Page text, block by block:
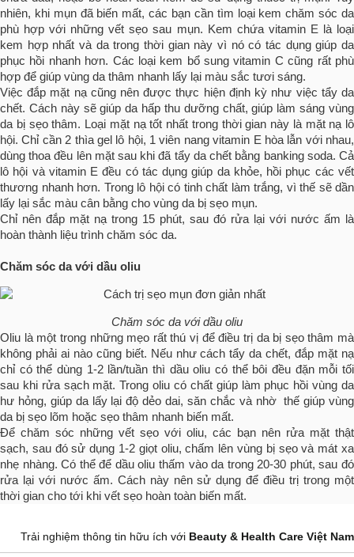
nhiên, khi mụn đã biến mất, các bạn cần tìm loại kem chăm sóc da
phù hợp với những vết sẹo sau mụn. Kem chứa vitamin E là loại
kem hợp nhất và da trong thời gian này vì nó có tác dụng giúp da
phục hồi nhanh hơn. Các loại kem bổ sung vitamin C cũng rất phù
hợp để giúp vùng da thâm nhanh lấy lại màu sắc tươi sáng.
Việc đắp mặt nạ cũng nên được thực hiện định kỳ như việc tẩy da
chết. Cách này sẽ giúp da hấp thu dưỡng chất, giúp làm sáng vùng
da bị sẹo thâm. Loại mặt nạ tốt nhất trong thời gian này là mặt nạ lô
hội. Chỉ cần 2 thìa gel lô hội, 1 viên nang vitamin E hòa lẫn với nhau,
dùng thoa đều lên mặt sau khi đã tẩy da chết bằng banking soda. Cả
lô hội và vitamin E đều có tác dụng giúp da khỏe, hồi phục các vết
thương nhanh hơn. Trong lô hội có tinh chất làm trắng, vì thế sẽ dần
lấy lại sắc màu cân bằng cho vùng da bị sẹo mụn.
Chỉ nên đắp mặt nạ trong 15 phút, sau đó rửa lại với nước ấm là
hoàn thành liệu trình chăm sóc da.
Chăm sóc da với dầu oliu
Chăm sóc da với dầu oliu
Oliu là một trong những mẹo rất thú vị để điều trị da bị sẹo thâm mà
không phải ai nào cũng biết. Nếu như cách tẩy da chết, đắp mặt nạ
chỉ có thể dùng 1-2 lần/tuần thì dầu oliu có thể bôi đều đặn mỗi tối
sau khi rửa sạch mặt. Trong oliu có chất giúp làm phục hồi vùng da
hư hỏng, giúp da lấy lại độ dẻo dai, săn chắc và nhờ thế giúp vùng
da bị sẹo lõm hoặc sẹo thâm nhanh biến mất.
Để chăm sóc những vết sẹo với oliu, các bạn nên rửa mặt thật
sạch, sau đó sử dụng 1-2 giọt oliu, chấm lên vùng bị sẹo và mát xa
nhẹ nhàng. Có thể để dầu oliu thấm vào da trong 20-30 phút, sau đó
rửa lại với nước ấm. Cách này nên sử dụng để điều trị trong một
thời gian cho tới khi vết sẹo hoàn toàn biến mất.
Trải nghiệm thông tin hữu ích với Beauty & Health Care Việt Nam